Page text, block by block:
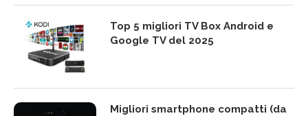
Top 5 migliori TV Box Android e
Google TV del 2025
Migliori smartphone compatti (da